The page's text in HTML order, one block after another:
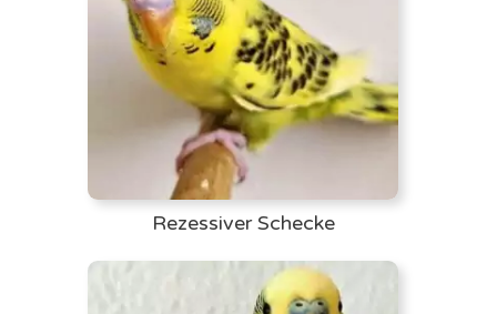
Rezessiver Schecke